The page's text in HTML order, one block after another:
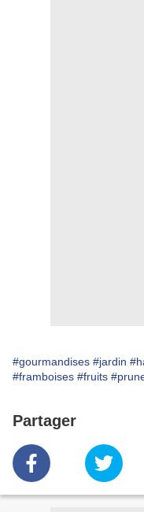
#gourmandises #jardin
#framboises #fruits
Partager